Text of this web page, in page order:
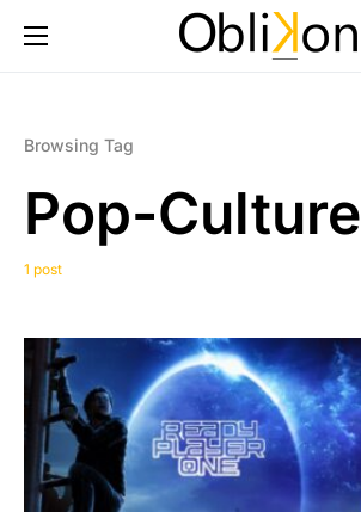
Browsing Tag
Pop-Culture
1 post